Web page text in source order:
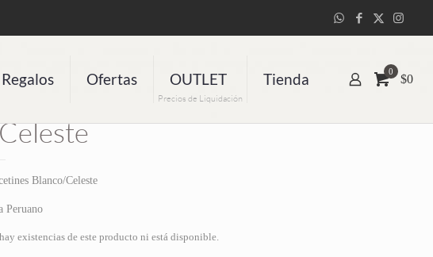
Regalos Ofertas OUTLET
Precios de Liquidación
Tienda 0
$0
de Calcetines
Blanco/Celeste
Peruano
existencias de este producto ni está disponible.